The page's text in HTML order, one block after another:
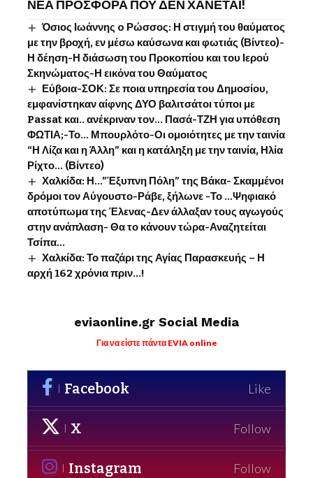
ΝΕΑ ΠΡΟΣΦΟΡΑ ΠΟΥ ΔΕΝ ΧΑΝΕΤΑΙ!
Όσιος Ιωάννης o Ρώσσος: Η στιγμή του θαύματος
με την βροχή, εν μέσω καύσωνα και φωτιάς (Βίντεο)-
Η δέηση-Η διάσωση του Προκοπίου και του Ιερού
Σκηνώματος-Η εικόνα του Θαύματος
Εύβοια-ΣΟΚ: Σε ποια υπηρεσία του Δημοσίου,
εμφανίστηκαν αίφνης ΔΥΟ βαλιτσάτοι τύποι με
Passat και.. ανέκριναν τον… Πασά-ΤΖΗ για υπόθεση
ΦΩΤΙΑ;-Το… Μπουρλότο-Οι ομοιότητες με την ταινία
“Η Λίζα και η Άλλη” και η κατάληξη με την ταινία, Ηλία
Ρίχτο… (Βίντεο)
Χαλκίδα: Η…”Έξυπνη Πόλη” της Βάκα- Σκαμμένοι
δρόμοι τον Αύγουστο-Ράβε, ξήλωνε -Το …Ψηφιακό
αποτύπωμα της Έλενας-Δεν άλλαξαν τους αγωγούς
στην ανάπλαση- Θα το κάνουν τώρα-Αναζητείται
Τσίπα…
Χαλκίδα: Το παζάρι της Αγίας Παρασκευής – Η
αρχή 162 χρόνια πριν…!
eviaonline.gr Social Media
Για να είστε πάντα EVIA online
Facebook Like
X Follow
Instagram Follow